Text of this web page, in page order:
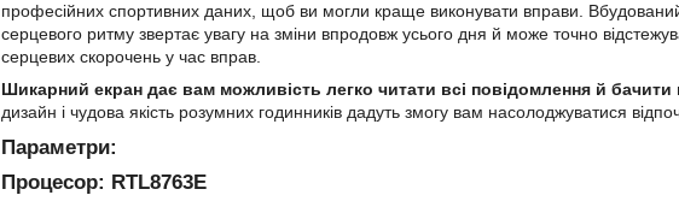
професійних спортивних даних, щоб ви могли краще виконувати вправи.
серцевого ритму звертає увагу на зміни впродовж усього дня й може точно
серцевих скорочень у час вправ.
Шикарний екран дає вам можливість легко читати всі повідомлення й бачити
дизайн і чудова якість розумних годинників дадуть змогу вам насолоджуватися
Параметри:
Процесор: RTL8763E